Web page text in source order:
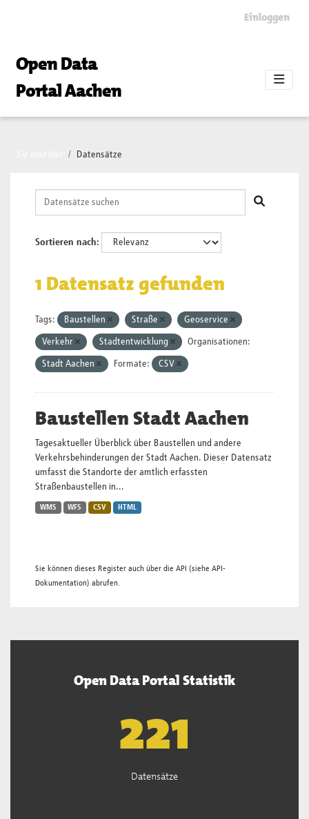
Einloggen
Open Data
Portal Aachen
Datensätze
Sortieren nach
1 Datensatz gefunden
Tags: Baustellen Straße Geoservice
Verkehr Stadtentwicklung Organisationen:
Stadt Aachen Formate: CSV
Baustellen Stadt Aachen
Tagesaktueller Überblick über Baustellen und andere
Verkehrsbehinderungen der Stadt Aachen. Dieser Datensatz
umfasst die Standorte der amtlich erfassten
Straßenbaustellen in...
WMS WFS CSV HTML
Sie können dieses Register auch über die API (siehe API-
Dokumentation) abrufen.
Open Data Portal Statistik
222
Datensätze